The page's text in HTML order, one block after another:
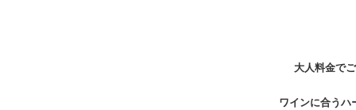
大人料金で
ワインに合うハ